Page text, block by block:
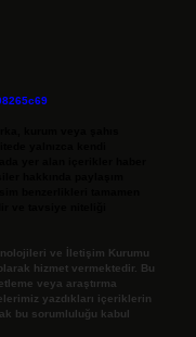
ve İletişim Kurumu
hizmet vermektedir. Bu
veya araştırma
yazdıkları içeriklerin
bu sorumluluğu kabul